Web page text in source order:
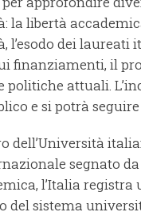
la libertà
l’esodo dei laureati
finanziamenti, il
politiche attuali.
e si potrà
dell’Università
segnato
l’Italia registra
del sistema